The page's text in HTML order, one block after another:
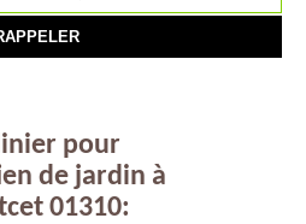
pour
de jardin à
01310: